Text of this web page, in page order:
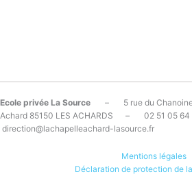
Ecole privée La Source – 5 rue du
Achard 85150 LES ACHARDS – 02 51 05
direction@lachapelleachard-lasource.fr
Mentions légales
Déclaration de protection de